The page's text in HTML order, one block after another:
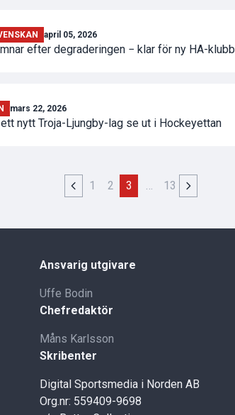
april 05, 2026
efter degraderingen − klar för ny HA-klubb
mars 22, 2026
nytt Troja-Ljungby-lag se ut i Hockeyettan
1 2 3 … 13
Ansvarig utgivare
Uffe Bodin
Chefredaktör
Måns Karlsson
Skribenter
Digital Sportsmedia i Norden AB
Org.nr: 559409-9698